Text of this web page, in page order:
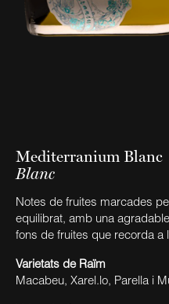
Mediterranium Blanc
Blanc
Notes de fruites marcades
equilibrat, amb una
fons de fruites que recorda a
Varietats de Raïm
Macabeu, Xarel.lo, Parella i